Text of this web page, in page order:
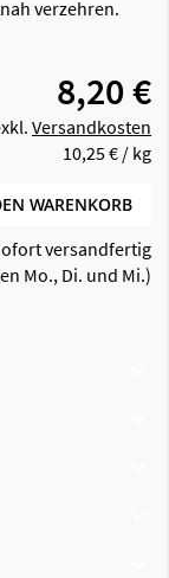
verzehren.
8,20 €
Versandkosten
10,25 € / kg
WARENKORB
versandfertig
Mo., Di. und Mi.)